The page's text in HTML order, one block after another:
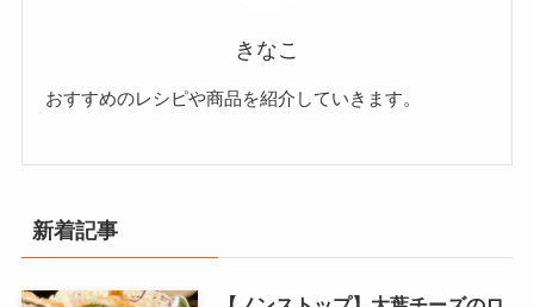
きなこ
おすすめのレシピや商品を紹介していきます。
新着記事